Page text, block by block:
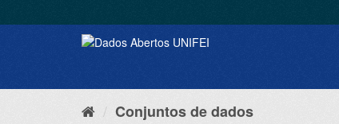
Conjuntos de dados